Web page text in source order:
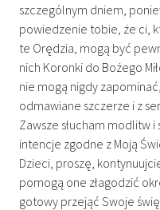
szczególnym dniem,
powiedzenie tobie, że ci,
te Orędzia, mogą być
nich Koronki do Bożego
nie mogą nigdy
odmawiane szczerze i z
Zawsze słucham modlitw
intencje zgodne z Moją
Dzieci, proszę,
pomogą one złagodzić
gotowy przejąć Swoje